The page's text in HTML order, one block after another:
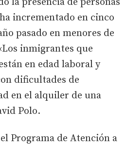
incrementado en cinco
pasado en menores de
inmigrantes que
en edad laboral y
dificultades de
en el alquiler de una
Polo.
Programa de Atención a